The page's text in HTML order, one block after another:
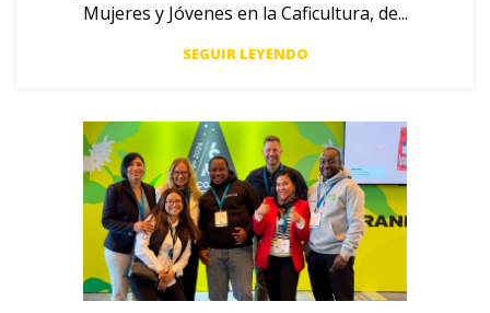
Mujeres y Jóvenes en la Caficultura, de...
SEGUIR LEYENDO